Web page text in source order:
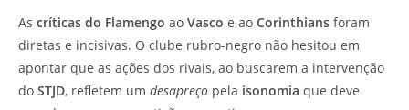
As críticas do Flamengo ao Vasco e ao Corinthians foram
diretas e incisivas. O clube rubro-negro não hesitou em
apontar que as ações dos rivais, ao buscarem a intervenção
do STJD, refletem um desapreço pela isonomia que deve